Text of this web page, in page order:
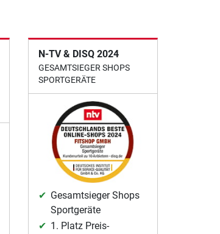
N-TV & DISQ 2024
GESAMTSIEGER SHOPS
SPORTGERÄTE
Gesamtsieger Shops
Sportgeräte
1. Platz Preis-